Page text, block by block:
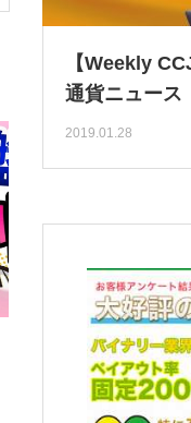
【Weekly
通貨ニュース
2019.01.28